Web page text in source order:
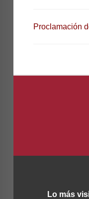
Proclamación
Lo más